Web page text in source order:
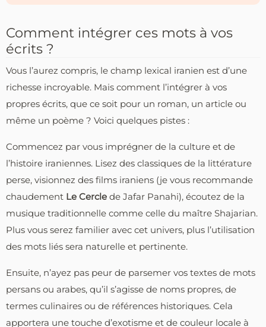
Comment intégrer ces mots à vos
écrits ?
Vous l’aurez compris, le champ lexical iranien est d’une
richesse incroyable. Mais comment l’intégrer à vos
propres écrits, que ce soit pour un roman, un article ou
même un poème ? Voici quelques pistes :
Commencez par vous imprégner de la culture et de
l’histoire iraniennes. Lisez des classiques de la littérature
perse, visionnez des films iraniens (je vous recommande
chaudement Le Cercle de Jafar Panahi), écoutez de la
musique traditionnelle comme celle du maître Shajarian.
Plus vous serez familier avec cet univers, plus l’utilisation
des mots liés sera naturelle et pertinente.
Ensuite, n’ayez pas peur de parsemer vos textes de mots
persans ou arabes, qu’il s’agisse de noms propres, de
termes culinaires ou de références historiques. Cela
apportera une touche d’exotisme et de couleur locale à